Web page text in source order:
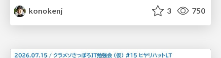
konokenj
3 750